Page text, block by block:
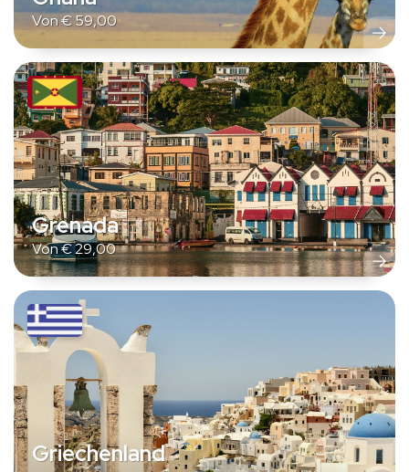
Von€59,00
Grenada
Von€29,00
Griechenland